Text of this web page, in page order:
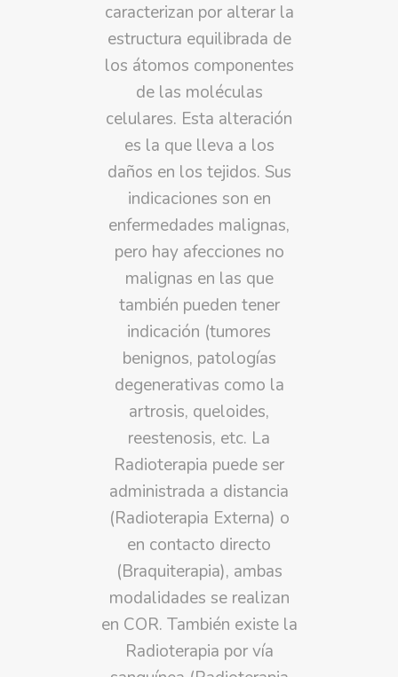
caracterizan por alterar la
estructura equilibrada de
los átomos componentes
de las moléculas
celulares. Esta alteración
es la que lleva a los
daños en los tejidos. Sus
indicaciones son en
enfermedades malignas,
pero hay afecciones no
malignas en las que
también pueden tener
indicación (tumores
benignos, patologías
degenerativas como la
artrosis, queloides,
reestenosis, etc. La
Radioterapia puede ser
administrada a distancia
(Radioterapia Externa) o
en contacto directo
(Braquiterapia), ambas
modalidades se realizan
en COR. También existe la
Radioterapia por vía